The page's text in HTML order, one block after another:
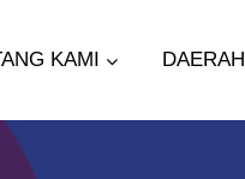
KAMI DAERAH